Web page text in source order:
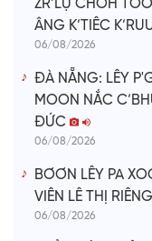
ZR’LỤ CHOH
ÂNG K’TIÊC
06/08/2026
ĐÀ NẴNG: LÊY
MOON NẮC
ĐỨC
06/08/2026
BƠƠN LÊY PA
VIÊN LÊ THỊ RIÊNG
06/08/2026